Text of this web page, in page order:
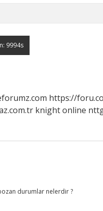
https://
knight online
durumlar nelerdir ?